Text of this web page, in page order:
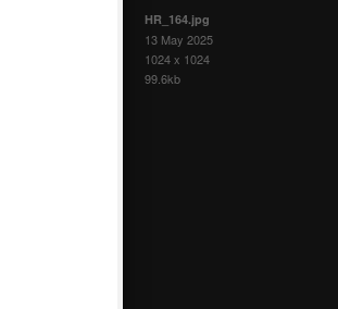
HR_164.jpg
13 May 2025
1024 x 1024
99.6kb